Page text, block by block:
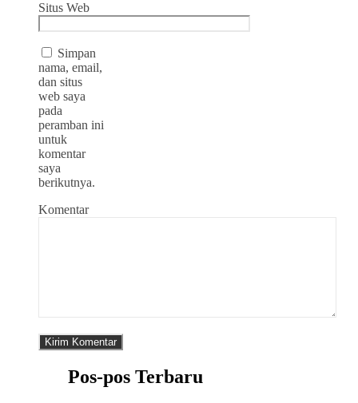
Situs Web
Simpan
nama, email,
dan situs
web saya
pada
peramban ini
untuk
komentar
saya
berikutnya.
Komentar
Pos-pos Terbaru